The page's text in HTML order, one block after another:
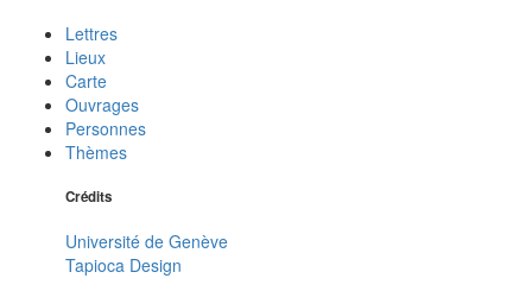
Lettres
Lieux
Carte
Ouvrages
Personnes
Thèmes
Crédits
Université de Genève
Tapioca Design